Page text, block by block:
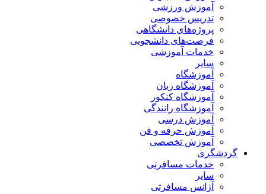
آموزش ورزشی
تدریس خصوصی
پروژه‌های دانشگاهی
فرصت‌های دانشجویی
خدمات آموزشی
سایر
آموزشگاه
آموزشگاه زبان
آموزشگاه کنکور
آموزشگاه رانندگی
آموزش درسی
آموزش حرفه و فن
آموزش تخصصی
گردشگری
خدمات مسافرتی
سایر
آژانس مسافرتی